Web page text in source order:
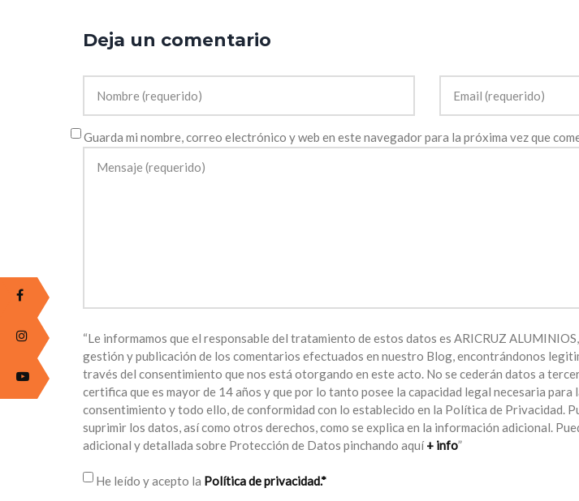
Deja un comentario
Guarda mi nombre, correo electrónico y web en este navegador para la próxima vez que
“Le informamos que el responsable del tratamiento de estos datos es ARICRUZ
gestión y publicación de los comentarios efectuados en nuestro Blog, encontrándonos
través del consentimiento que nos está otorgando en este acto. No se cederán datos a
certifica que es mayor de 14 años y que por lo tanto posee la capacidad legal necesaria para
consentimiento y todo ello, de conformidad con lo establecido en la Política de Privacidad.
suprimir los datos, así como otros derechos, como se explica en la información adicional.
adicional y detallada sobre Protección de Datos pinchando aquí+ info”
He leído y acepto la Política de privacidad.*